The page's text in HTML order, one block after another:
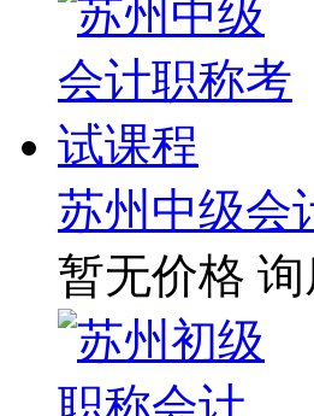
苏州中级会
暂无价格